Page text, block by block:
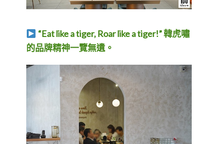
“Eat like a tiger, Roar like a tiger!” 韓虎嘯
的品牌精神一覽無遺。